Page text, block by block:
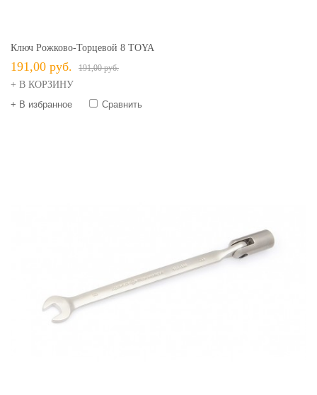
Ключ Рожково-Торцевой 8 TOYA
191,00 руб. 191,00 руб.
+ В КОРЗИНУ
+ В избранное
Сравнить